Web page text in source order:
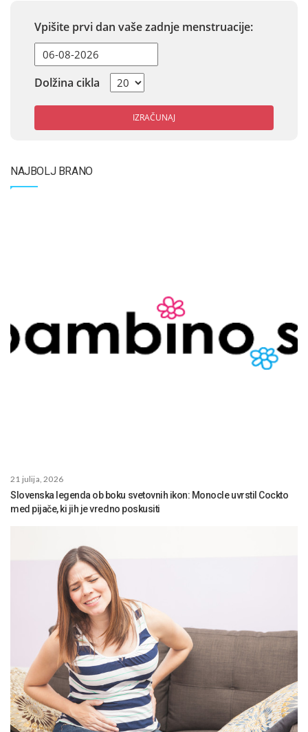
Vpišite prvi dan vaše zadnje menstruacije:
Dolžina cikla
IZRAČUNAJ
NAJBOLJ BRANO
21 julija, 2026
Slovenska legenda ob boku svetovnih ikon: Monocle uvrstil Cockto
med pijače, ki jih je vredno poskusiti